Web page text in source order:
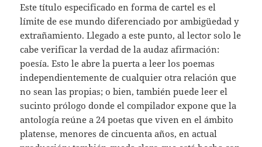
Este título especificado en forma de cartel es el
límite de ese mundo diferenciado por ambigüedad y
extrañamiento. Llegado a este punto, al lector solo le
cabe verificar la verdad de la audaz afirmación:
poesía. Esto le abre la puerta a leer los poemas
independientemente de cualquier otra relación que
no sean las propias; o bien, también puede leer el
sucinto prólogo donde el compilador expone que la
antología reúne a 24 poetas que viven en el ámbito
platense, menores de cincuenta años, en actual